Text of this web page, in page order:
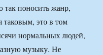
поносить жанр,
таковым, это в том
нормальных людей,
музыку. Не